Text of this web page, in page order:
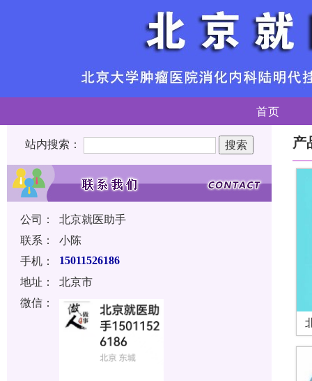
首页
站内搜索：
公司：
北京就医助手
联系：
小陈
手机：
15011526186
地址：
北京市
微信：
产